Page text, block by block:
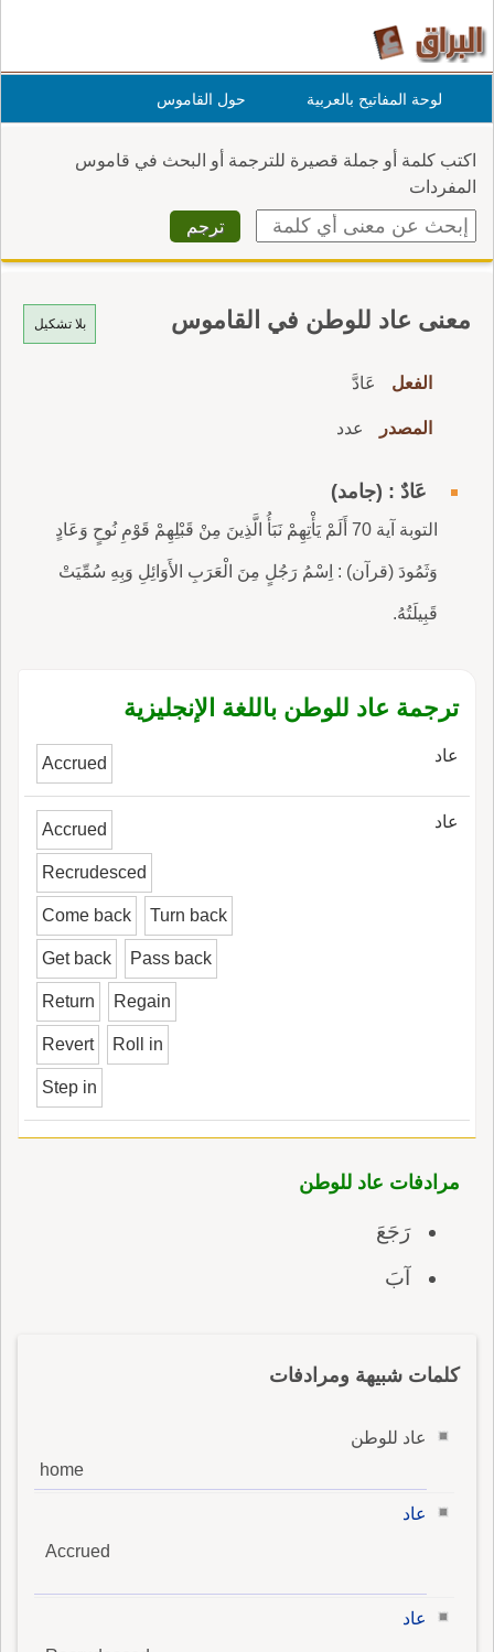
لوحة المفاتيح بالعربية حول القاموس
اكتب كلمة أو جملة قصيرة للترجمة أو البحث في قاموس
المفردات
بلا تشكيل معنى عاد للوطن في القاموس
الفعل عَادَّ
المصدر عدد
عَادٌ : (جامد)
التوبة آية 70 أَلَمْ يَأْتِهِمْ نَبَأُ الَّذِينَ مِنْ قَبْلِهِمْ قَوْمِ نُوحٍ وَعَادٍ
وَثَمُودَ (قرآن) : اِسْمُ رَجُلٍ مِنَ الْعَرَبِ الأَوَائِلِ وَبِهِ سُمِّيَتْ
قَبِيلَتُهُ.
ترجمة عاد للوطن باللغة الإنجليزية
عاد Accrued
عاد Accrued
Recrudesced
Come back Turn back
Get back Pass back
Return Regain
Revert Roll in
Step in
مرادفات عاد للوطن
رَجَعَ
آبَ
كلمات شبيهة ومرادفات
عاد للوطن
home
عاد
Accrued
عاد